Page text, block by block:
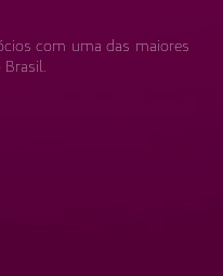
com uma das maiores
Brasil.